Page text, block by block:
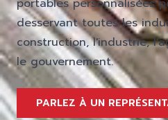
desservant toutes les
construction, l'industrie,
le gouvernement.
PARLEZ À UN